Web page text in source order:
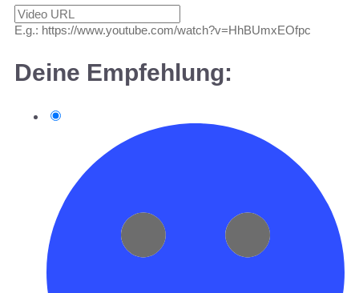
E.g.: https://www.youtube.com/watch?v=HhBUmxEOfpc
Deine Empfehlung: